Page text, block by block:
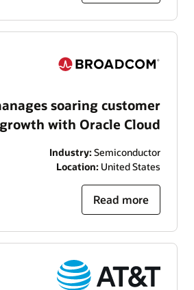
soaring customer
growth with Oracle Cloud
Industry: Semiconductor
Location: United States
Read more